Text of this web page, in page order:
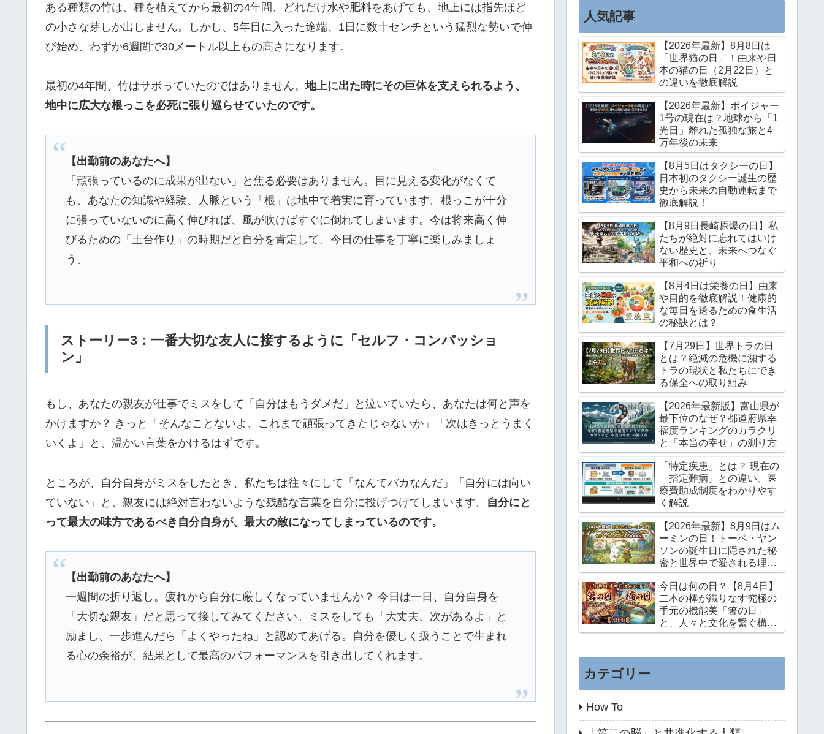
ある種類の竹は、種を植えてから最初の4年間、どれだけ水や肥料をあげても、地上には指先ほど
の小さな芽しか出しません。しかし、5年目に入った途端、1日に数十センチという猛烈な勢いで伸
び始め、わずか6週間で30メートル以上もの高さになります。
最初の4年間、竹はサボっていたのではありません。地上に出た時にその巨体を支えられるよう、
地中に広大な根っこを必死に張り巡らせていたのです。
【出勤前のあなたへ】
「頑張っているのに成果が出ない」と焦る必要はありません。目に見える変化がなくて
も、あなたの知識や経験、人脈という「根」は地中で着実に育っています。根っこが十分
に張っていないのに高く伸びれば、風が吹けばすぐに倒れてしまいます。今は将来高く伸
びるための「土台作り」の時期だと自分を肯定して、今日の仕事を丁寧に楽しみましょ
う。
ストーリー3：一番大切な友人に接するように「セルフ・コンパッショ
ン」
もし、あなたの親友が仕事でミスをして「自分はもうダメだ」と泣いていたら、あなたは何と声を
かけますか？ きっと「そんなことないよ、これまで頑張ってきたじゃないか」「次はきっとうまく
いくよ」と、温かい言葉をかけるはずです。
ところが、自分自身がミスをしたとき、私たちは往々にして「なんてバカなんだ」「自分には向い
ていない」と、親友には絶対言わないような残酷な言葉を自分に投げつけてしまいます。 自分にと
って最大の味方であるべき自分自身が、最大の敵になってしまっているのです。
【出勤前のあなたへ】
一週間の折り返し。疲れから自分に厳しくなっていませんか？ 今日は一日、自分自身を
「大切な親友」だと思って接してみてください。ミスをしても「大丈夫、次があるよ」と
励まし、一歩進んだら「よくやったね」と認めてあげる。自分を優しく扱うことで生まれ
る心の余裕が、結果として最高のパフォーマンスを引き出してくれます。
人気記事
【2026年最新】8月8日は
「世界猫の日」！由来や日
本の猫の日（2月22日）と
の違いを徹底解説
【2026年最新】ボイジャー
1号の現在は？地球から「1
光日」離れた孤独な旅と4
万年後の未来
【8月5日はタクシーの日】
日本初のタクシー誕生の歴
史から未来の自動運転まで
徹底解説！
【8月9日長崎原爆の日】私
たちが絶対に忘れてはいけ
ない歴史と、未来へつなぐ
平和への祈り
【8月4日は栄養の日】由来
や目的を徹底解説！健康的
な毎日を送るための食生活
の秘訣とは？
【7月29日】世界トラの日
とは？絶滅の危機に瀕する
トラの現状と私たちにでき
る保全への取り組み
【2026年最新版】富山県が
最下位のなぜ？都道府県幸
福度ランキングのカラクリ
と「本当の幸せ」の測り方
「特定疾患」とは？ 現在の
「指定難病」との違い、医
療費助成制度をわかりやす
く解説
【2026年最新】8月9日はム
ーミンの日！トーベ・ヤン
ソンの誕生日に隠された秘
密と世界中で愛される理由
を徹底解説
今日は何の日？【8月4日】
二本の棒が織りなす究極の
手元の機能美「箸の日」
と、人々と文化を繋ぐ構造
力学のロマン「橋の日」
カテゴリー
How To